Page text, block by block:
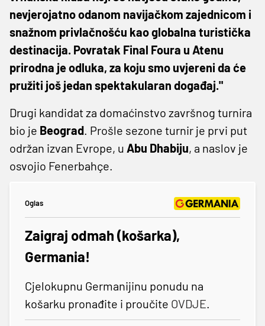
nevjerojatno odanom navijačkom zajednicom i
snažnom privlačnošću kao globalna turistička
destinacija. Povratak Final Foura u Atenu
prirodna je odluka, za koju smo uvjereni da će
pružiti još jedan spektakularan događaj."
Drugi kandidat za domaćinstvo završnog turnira
bio je Beograd. Prošle sezone turnir je prvi put
održan izvan Evrope, u Abu Dhabiju, a naslov je
osvojio Fenerbahçe.
Oglas
Zaigraj odmah (košarka),
Germania!
Cjelokupnu Germanijinu ponudu na
košarku pronađite i proučite OVDJE.